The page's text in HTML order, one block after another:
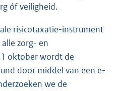
óf veiligheid.
risicotaxatie-instrument
zorg- en
oktober wordt de
door middel van een e-
we de